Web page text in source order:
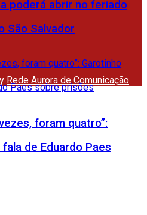
poderá abrir no feriado
São Salvador
foram quatro”:
fala de Eduardo Paes
Rede Aurora de Comunicação.